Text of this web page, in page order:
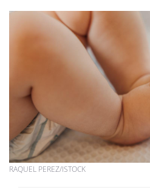
RAQUEL PEREZ/ISTOCK